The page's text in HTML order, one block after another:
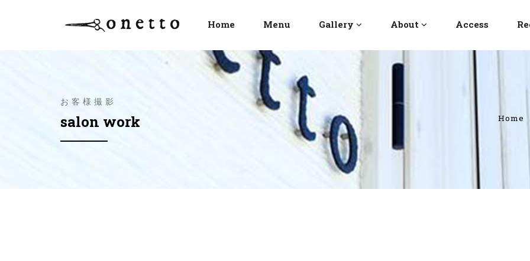
Home Menu Gallery About Access
お客様撮影
salon work Home